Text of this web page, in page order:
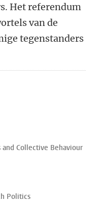
Het referendum
van de
tegenstanders
Collective Behaviour
Politics